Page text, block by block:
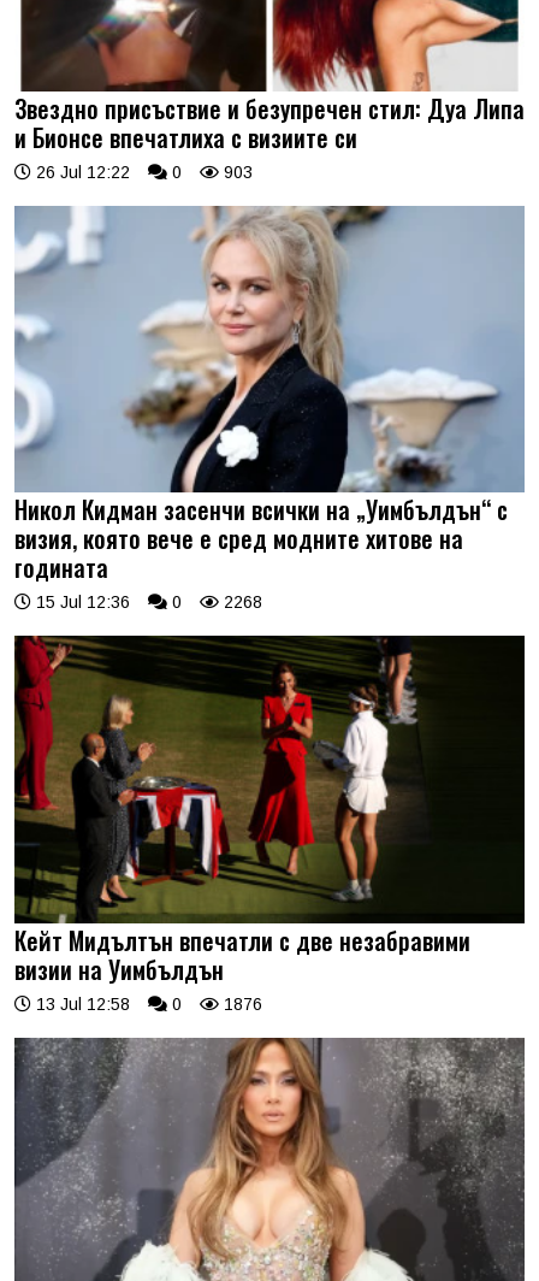
Звездно присъствие и безупречен стил: Дуа Липа
и Бионсе впечатлиха с визиите си
26 Jul 12:22 0 903
Никол Кидман засенчи всички на „Уимбълдън“ с
визия, която вече е сред модните хитове на
годината
15 Jul 12:36 0 2268
Кейт Мидълтън впечатли с две незабравими
визии на Уимбълдън
13 Jul 12:58 0 1876